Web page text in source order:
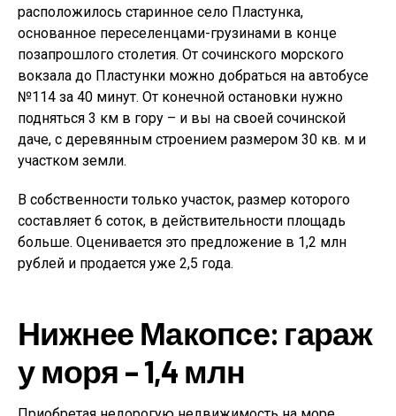
расположилось старинное село Пластунка,
основанное переселенцами-грузинами в конце
позапрошлого столетия. От сочинского морского
вокзала до Пластунки можно добраться на автобусе
№114 за 40 минут. От конечной остановки нужно
подняться 3 км в гору – и вы на своей сочинской
даче, с деревянным строением размером 30 кв. м и
участком земли.
В собственности только участок, размер которого
составляет 6 соток, в действительности площадь
больше. Оценивается это предложение в 1,2 млн
рублей и продается уже 2,5 года.
Нижнее Макопсе: гараж
у моря – 1,4 млн